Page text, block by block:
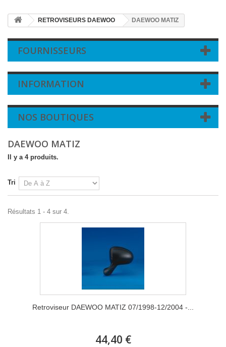
RETROVISEURS DAEWOO DAEWOO MATIZ
FOURNISSEURS
INFORMATION
NOS BOUTIQUES
DAEWOO MATIZ
Il y a 4 produits.
Tri
Résultats 1 - 4 sur 4.
Retroviseur DAEWOO MATIZ 07/1998-12/2004 -...
44,40 €